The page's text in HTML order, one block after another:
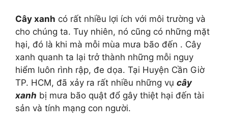
Cây xanh có rất nhiều lợi ích với môi trường và
cho chúng ta. Tuy nhiên, nó cũng có những mặt
hại, đó là khi mà mỗi mùa mưa bão đến . Cây
xanh quanh ta lại trở thành những mỗi nguy
hiểm luôn rình rập, đe dọa. Tại Huyện Cần Giờ
TP. HCM, đã xảy ra rất nhiều những vụ cây
xanh bị mưa bão quật đổ gây thiệt hại đến tài
sản và tính mạng con người.